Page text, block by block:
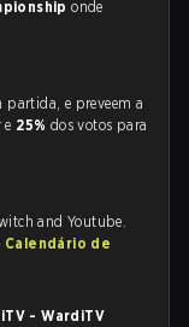
onde
partida, e preveem a
e 25% dos votos para
and Youtube.
Calendário de
- WardiTV